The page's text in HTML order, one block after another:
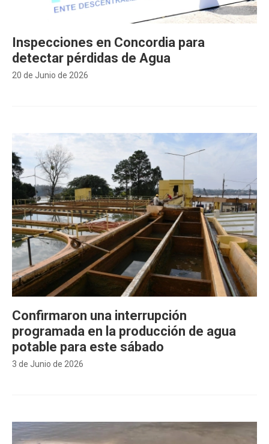
20 de Junio de 2026
Inspecciones en Concordia para
detectar pérdidas de Agua
3 de Junio de 2026
Confirmaron una interrupción
programada en la producción de agua
potable para este sábado